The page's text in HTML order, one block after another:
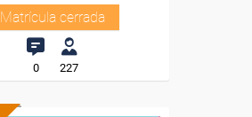
Matrícula cerrada
0 227